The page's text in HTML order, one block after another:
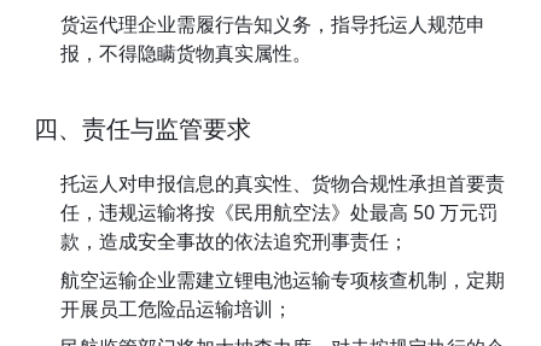
货运代理企业需履行告知义务，指导托运人规范申
报，不得隐瞒货物真实属性。
四、责任与监管要求
托运人对申报信息的真实性、货物合规性承担首要责
任，违规运输将按《民用航空法》处最高 50 万元罚
款，造成安全事故的依法追究刑事责任；
航空运输企业需建立锂电池运输专项核查机制，定期
开展员工危险品运输培训；